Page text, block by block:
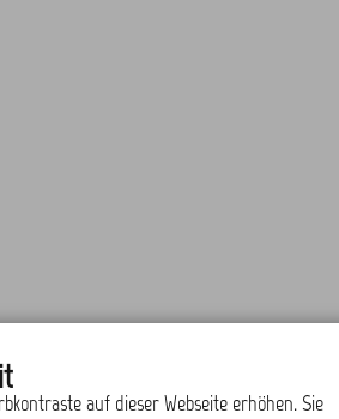
auf dieser Webseite erhöhen. Sie